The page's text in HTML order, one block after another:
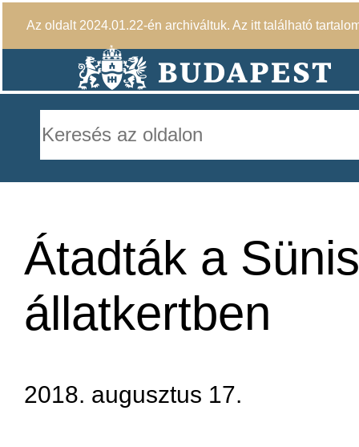
Az oldalt 2024.01.22-én archiváltuk. Az itt található
Átadták a
állatkertben
2018. augusztus 17.